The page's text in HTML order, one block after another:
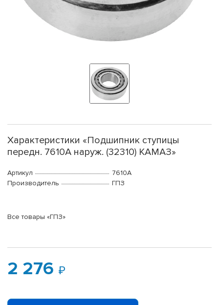
Характеристики «Подшипник ступицы
передн. 7610А наруж. (32310) КАМАЗ»
Артикул
7610А
Производитель
ГПЗ
Все товары «ГПЗ»
2 276